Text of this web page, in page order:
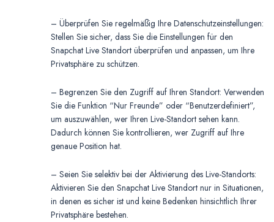
– Überprüfen Sie regelmäßig Ihre Datenschutzeinstellungen:
Stellen Sie sicher, dass Sie die Einstellungen für den
Snapchat Live Standort überprüfen und anpassen, um Ihre
Privatsphäre zu schützen.
– Begrenzen Sie den Zugriff auf Ihren Standort: Verwenden
Sie die Funktion “Nur Freunde” oder “Benutzerdefiniert”,
um auszuwählen, wer Ihren Live-Standort sehen kann.
Dadurch können Sie kontrollieren, wer Zugriff auf Ihre
genaue Position hat.
– Seien Sie selektiv bei der Aktivierung des Live-Standorts:
Aktivieren Sie den Snapchat Live Standort nur in Situationen,
in denen es sicher ist und keine Bedenken hinsichtlich Ihrer
Privatsphäre bestehen.